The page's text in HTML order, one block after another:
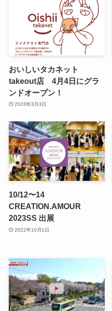
おいしいタカネット
takeout店 4月4日にグラ
ンドオープン！
2023年3月3日
10/12〜14
CREATION.AMOUR
2023SS 出展
2022年10月1日